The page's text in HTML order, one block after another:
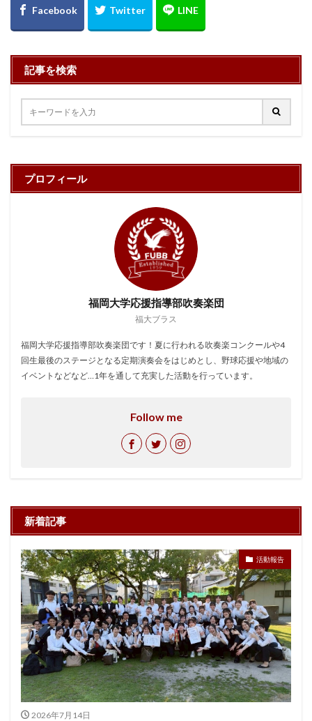
記事を検索
プロフィール
福岡大学応援指導部吹奏楽団
福大ブラス
福岡大学応援指導部吹奏楽団です！夏に行われる吹奏楽コンクールや4
回生最後のステージとなる定期演奏会をはじめとし、野球応援や地域の
イベントなどなど…1年を通して充実した活動を行っています。
Follow me
新着記事
活動報告
2026年7月14日